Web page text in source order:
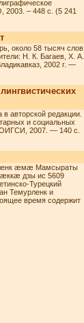
2003. – 448 с. (5 241
около 58 тысяч слов.
Н. К. Багаев, Х. А.
2002 г. —
авторской редакции.
и социальных
2007. — 140 с.
æмæ Мамсыраты
дзы ис 5609
Турецкий
Темурленк и
время содержит